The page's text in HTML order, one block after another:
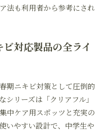
法も利用者から参考にされ
対応製品の全ライ
期ニキビ対策として圧倒的
リーズは「クリアフル」
中ケア用スポッツと充実の
いやすい設計で、中学生や